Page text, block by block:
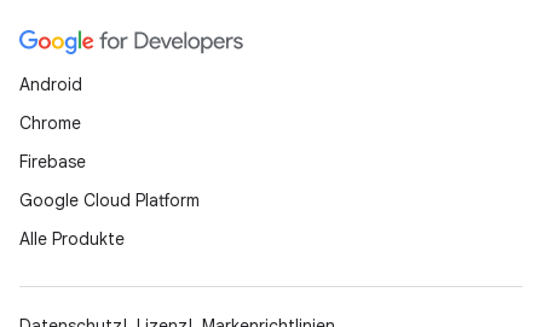
Android
Chrome
Firebase
Google Cloud Platform
Alle Produkte